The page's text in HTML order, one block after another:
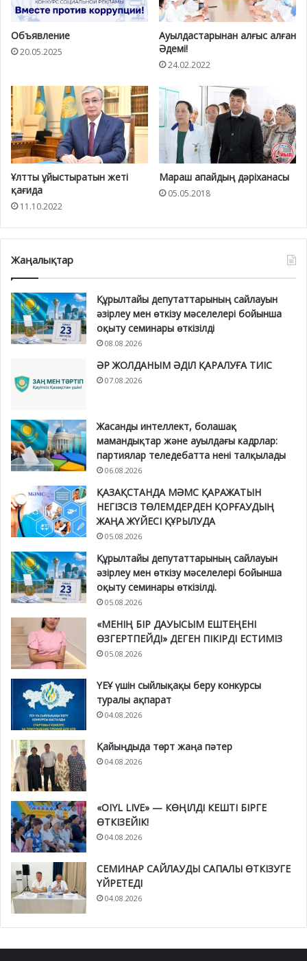
Объявление
20.05.2025
Ауылдастарынан алғыс алған
Әдемі!
24.02.2022
Ұлтты ұйыстыратын жеті
қағида
11.10.2022
Мараш апайдың дәріханасы
05.05.2018
Жаңалықтар
Құрылтайы депутаттарының сайлауын
әзірлеу мен өткізу мәселелері бойынша
оқыту семинары өткізілді
08.08.2026
ӘР ЖОЛДАНЫМ ӘДІЛ ҚАРАЛУҒА ТИІС
07.08.2026
Жасанды интеллект, болашақ
мамандықтар және ауылдағы кадрлар:
партиялар теледебатта нені талқылады
06.08.2026
ҚАЗАҚСТАНДА МӘМС ҚАРАЖАТЫН
НЕГІЗСІЗ ТӨЛЕМДЕРДЕН ҚОРҒАУДЫҢ
ЖАҢА ЖҮЙЕСІ ҚҰРЫЛУДА
05.08.2026
Құрылтайы депутаттарының сайлауын
әзірлеу мен өткізу мәселелері бойынша
оқыту семинары өткізілді.
05.08.2026
«МЕНІҢ БІР ДАУЫСЫМ ЕШТЕҢЕНІ
ӨЗГЕРТПЕЙДІ» ДЕГЕН ПІКІРДІ ЕСТИМІЗ
05.08.2026
ҮЕҰ үшін сыйлықақы беру конкурсы
туралы ақпарат
04.08.2026
Қайыңдыда төрт жаңа пәтер
04.08.2026
«OIYL LIVE» — КӨҢІЛДІ КЕШТІ БІРГЕ
ӨТКІЗЕЙІК!
04.08.2026
СЕМИНАР САЙЛАУДЫ САПАЛЫ ӨТКІЗУГЕ
ҮЙРЕТЕДІ
04.08.2026